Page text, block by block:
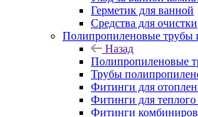
Герметик для ванной
Средства для очистки
Полипропиленовые трубы
Назад
Полипропиленовые
Трубы
Фитинги для
Фитинги для теплого
Фитинги